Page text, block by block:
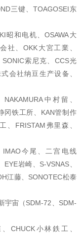
三键、TOAGOSEI东
昭和电机、OSAWA大
社、OKK大宮工業、
索尼克、CCS光
会社纳豆生产设备、
中村留、
冈铁工所、KAN管制作
、FRISTAM弗里森、
IMAO今尾、二宫电线
EYE岩崎、S-VSNAS、
江藤、SONOTEC松泰
宇宙（SDM-72、SDM-
CHUCK小林鉄工、